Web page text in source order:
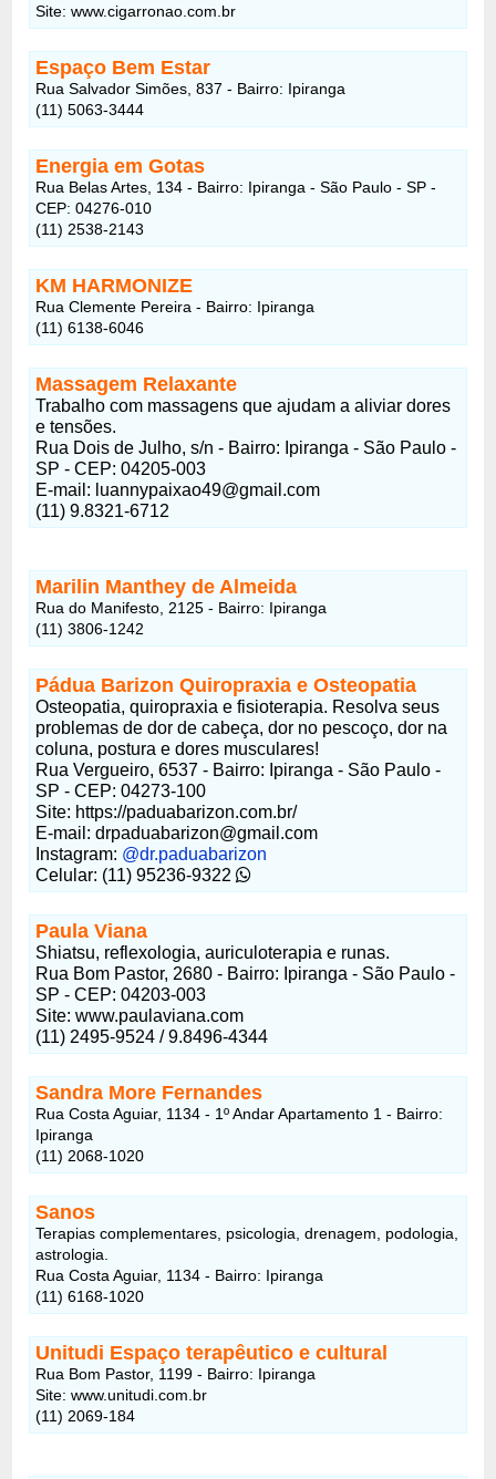
Site: www.cigarronao.com.br
Espaço Bem Estar
Rua Salvador Simões, 837 - Bairro: Ipiranga
(11) 5063-3444
Energia em Gotas
Rua Belas Artes, 134 - Bairro: Ipiranga - São Paulo - SP -
CEP: 04276-010
(11) 2538-2143
KM HARMONIZE
Rua Clemente Pereira - Bairro: Ipiranga
(11) 6138-6046
Massagem Relaxante
Trabalho com massagens que ajudam a aliviar dores
e tensões.
Rua Dois de Julho, s/n - Bairro: Ipiranga - São Paulo -
SP - CEP: 04205-003
E-mail: luannypaixao49@gmail.com
(11) 9.8321-6712
Marilin Manthey de Almeida
Rua do Manifesto, 2125 - Bairro: Ipiranga
(11) 3806-1242
Pádua Barizon Quiropraxia e Osteopatia
Osteopatia, quiropraxia e fisioterapia. Resolva seus
problemas de dor de cabeça, dor no pescoço, dor na
coluna, postura e dores musculares!
Rua Vergueiro, 6537 - Bairro: Ipiranga - São Paulo -
SP - CEP: 04273-100
Site: https://paduabarizon.com.br/
E-mail: drpaduabarizon@gmail.com
Instagram: @dr.paduabarizon
Celular: (11) 95236-9322
Paula Viana
Shiatsu, reflexologia, auriculoterapia e runas.
Rua Bom Pastor, 2680 - Bairro: Ipiranga - São Paulo -
SP - CEP: 04203-003
Site: www.paulaviana.com
(11) 2495-9524 / 9.8496-4344
Sandra More Fernandes
Rua Costa Aguiar, 1134 - 1º Andar Apartamento 1 - Bairro:
Ipiranga
(11) 2068-1020
Sanos
Terapias complementares, psicologia, drenagem, podologia,
astrologia.
Rua Costa Aguiar, 1134 - Bairro: Ipiranga
(11) 6168-1020
Unitudi Espaço terapêutico e cultural
Rua Bom Pastor, 1199 - Bairro: Ipiranga
Site: www.unitudi.com.br
(11) 2069-184